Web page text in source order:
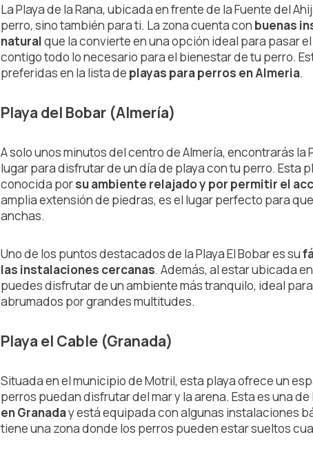
La Playa de la Rana, ubicada en frente de la Fuente del
perro, sino también para ti. La zona cuenta con buenas
naturalque la convierte en una opción ideal para pasar
contigo todo lo necesario para el bienestar de tu perro.
preferidas en la lista de playas para perros en Almeria.
Playa del Bobar (Almería)
A solo unos minutos del centro de Almería, encontrarás la
lugar para disfrutar de un día de playa con tu perro. Esta
conocida porsu ambiente relajado y por permitir el
amplia extensión de piedras, es el lugar perfecto para
anchas.
Uno de los puntos destacados de la Playa El Bobar es su
las instalaciones cercanas. Además, al estar ubicada
puedes disfrutar de un ambiente más tranquilo, ideal
abrumados por grandes multitudes.
Playa el Cable (Granada)
Situada en el municipio de Motril, esta playa ofrece un
perros puedan disfrutar del mar y la arena. Esta es una de
en Granaday está equipada con algunas instalaciones
tiene una zona donde los perros pueden estar sueltos